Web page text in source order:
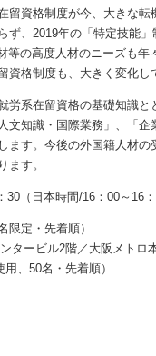
資格制度が今、大きな転
ず、2019年の「特定技能
の高度人材のニーズも
資格制度も、大きく変化し
系在留資格の基礎知識と
文知識・国際業務」、「
ます。今後の外国籍人材
ます。
30（日本時間/16：00～16
限定・先着順）
ビル2階／大阪メトロ本
50名・先着順）